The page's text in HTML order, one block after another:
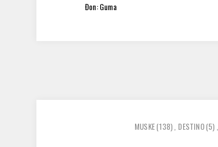
Đon: Guma
MUSKE(138), DESTINO(5) ,